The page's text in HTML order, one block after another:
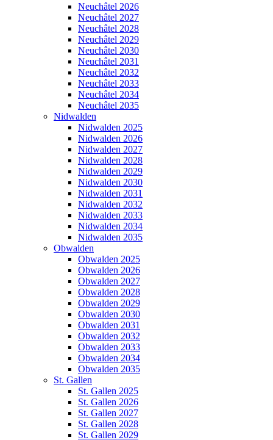
Neuchâtel 2026
Neuchâtel 2027
Neuchâtel 2028
Neuchâtel 2029
Neuchâtel 2030
Neuchâtel 2031
Neuchâtel 2032
Neuchâtel 2033
Neuchâtel 2034
Neuchâtel 2035
Nidwalden
Nidwalden 2025
Nidwalden 2026
Nidwalden 2027
Nidwalden 2028
Nidwalden 2029
Nidwalden 2030
Nidwalden 2031
Nidwalden 2032
Nidwalden 2033
Nidwalden 2034
Nidwalden 2035
Obwalden
Obwalden 2025
Obwalden 2026
Obwalden 2027
Obwalden 2028
Obwalden 2029
Obwalden 2030
Obwalden 2031
Obwalden 2032
Obwalden 2033
Obwalden 2034
Obwalden 2035
St. Gallen
St. Gallen 2025
St. Gallen 2026
St. Gallen 2027
St. Gallen 2028
St. Gallen 2029